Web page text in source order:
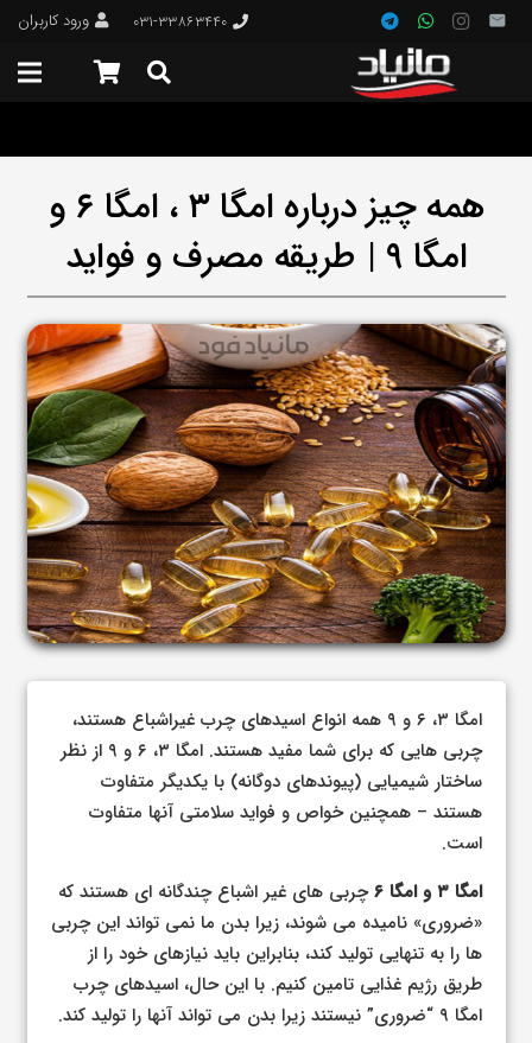
۰۳۱-۳۳۸۶۳۴۴۰ ورود کاربران
همه چیز درباره امگا ۳ ، امگا ۶ و
امگا ۹ | طریقه مصرف و فواید
امگا ۳، ۶ و ۹ همه انواع اسیدهای چرب غیراشباع هستند،
چربی هایی که برای شما مفید هستند. امگا ۳، ۶ و ۹ از نظر
ساختار شیمیایی (پیوندهای دوگانه) با یکدیگر متفاوت
هستند – همچنین خواص و فواید سلامتی آنها متفاوت
است.
امگا ۳ و امگا ۶
چربی های غیر اشباع چندگانه ای هستند که
«ضروری» نامیده می شوند، زیرا بدن ما نمی تواند این چربی
ها را به تنهایی تولید کند، بنابراین باید نیازهای خود را از
طریق رژیم غذایی تامین کنیم. با این حال، اسیدهای چرب
امگا ۹ “ضروری” نیستند زیرا بدن می تواند آنها را تولید کند.